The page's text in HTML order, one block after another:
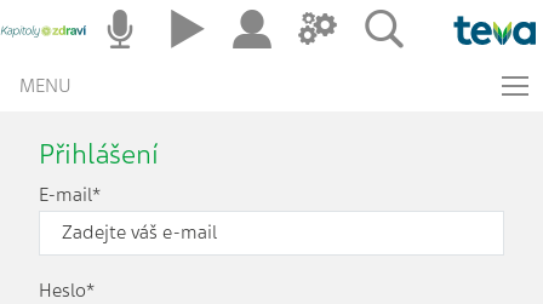
MENU
Přihlášení
E-mail*
Heslo*